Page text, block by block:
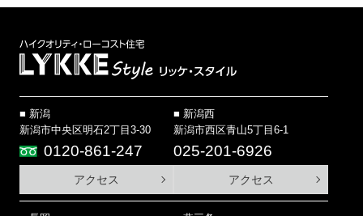
新潟
新潟市中央区明石2丁目3-30
0120-861-247
アクセス
新潟西
新潟市西区青山5丁目6-1
025-201-6926
アクセス